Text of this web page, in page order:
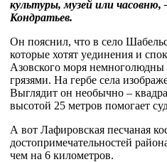
культуры, музей или
Кондратьев.
Он пояснил, что в село
которые хотят уединения и
Азовского моря
грязями. На гербе села
Выглядит он необычно –
высотой 25 метров помогает
А вот Лафировская песчаная
достопримечательностей
чем на 6 километров.